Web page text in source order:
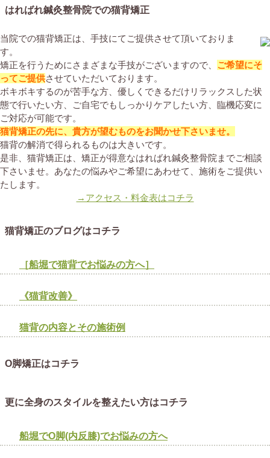
はればれ鍼灸整骨院での猫背矯正
当院での猫背矯正は、手技にてご提供させて頂いておりま
す。
矯正を行うためにさまざまな手技がございますので、 ご希望にそ
ってご提供させていただいております。
ボキボキするのが苦手な方、優しくできるだけリラックスした状
態で行いたい方、ご自宅でもしっかりケアしたい方、臨機応変に
ご対応が可能です。
猫背矯正の先に、貴方が望むものをお聞かせ下さいませ。
猫背の解消で得られるものは大きいです。
是非、猫背矯正は、矯正が得意なはればれ鍼灸整骨院までご相談
下さいませ。あなたの悩みやご希望にあわせて、施術をご提供い
たします。
→アクセス・料金表はコチラ
猫背矯正のブログはコチラ
［船堀で猫背でお悩みの方へ］
《猫背改善》
猫背の内容とその施術例
O脚矯正はコチラ
更に全身のスタイルを整えたい方はコチラ
船堀でO脚(内反膝)でお悩みの方へ